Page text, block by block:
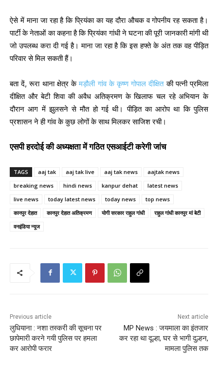
ऐसे में माना जा रहा है कि प्रियंका का यह दौरा औचक व गोपनीय रह सकता है।
पार्टी के नेताओं का कहना है कि प्रियंका गांधी ने घटना की पूरी जानकारी मांगी थी
जो उपलब्ध करा दी गई है। माना जा रहा है कि इस हफ्ते के अंत तक वह पीड़ित
परिवार से मिल सकती हैं।
बता दें, रूरा थाना क्षेत्र केमड़ौली गांव के कृष्ण गोपाल दीक्षितकी पत्नी प्रमिला
दीक्षित और बेटी शिवा की अवैध अतिक्रमण के खिलाफ चल रहे अभियान के
दौरान आग में झुलसने से मौत हो गई थी। पीड़ित का आरोप था कि पुलिस
प्रशासन ने ही गांव के कुछ लोगों के साथ मिलकर साजिश रची।
एसपी हरदोई की अध्यक्षता में गठित एसआईटी करेगी जांच
TAGS aaj tak aaj tak live aaj tak news
aajtak news
breaking news
hindi news kanpur dehat
latest news
live news
today latest news today news
top news
कानपुर देहात
कानपुर देहात अतिक्रमण योगी सरकार राहुल गांधी
राहुल गांधी कानपुर मां बेटी
वनइंडिया न्यूज
Previous article
लुधियाना : नशा तस्करी की सूचना पर
छापेमारी करने गयी पुलिस पर हमला
कर आरोपी फरार
Next article
MP News : जयमाला का इंतजार
कर रहा था दूल्हा, घर से भागी दुल्हन,
मामला पुलिस तक